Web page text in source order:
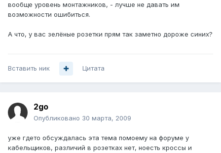
вообще уровень монтажников, - лучше не давать им
возможности ошибиться.
А что, у вас зелёные розетки прям так заметно дороже синих?
Вставить ник Цитата
2go
Опубликовано 30 марта, 2009
уже гдето обсуждалась эта тема помоему на форуме у
кабельщиков, различий в розетках нет, ноесть кроссы и